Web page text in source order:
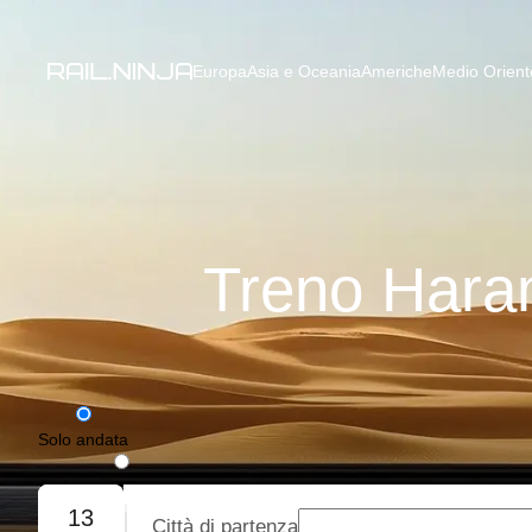
EuropaAsia e OceaniaAmericheMedio
Treno
Solo andata
Andata e ritorno
13 Città di partenza